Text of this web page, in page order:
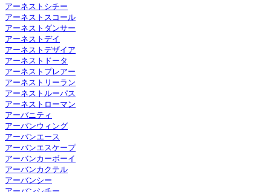
アーネストシチー
アーネストスコール
アーネストダンサー
アーネストデイ
アーネストデザイア
アーネストドータ
アーネストプレアー
アーネストリーラン
アーネストルーパス
アーネストローマン
アーバニティ
アーバンウィング
アーバンエース
アーバンエスケープ
アーバンカーボーイ
アーバンカクテル
アーバンシー